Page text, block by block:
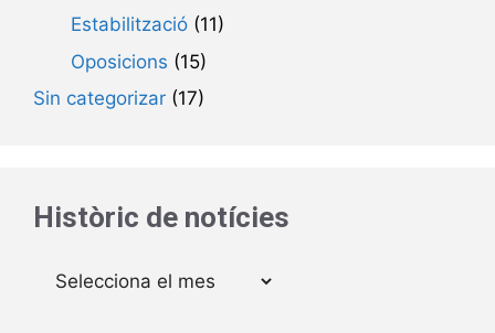
Estabilització (11)
Oposicions (15)
Sin categorizar (17)
Històric de notícies
Arxius